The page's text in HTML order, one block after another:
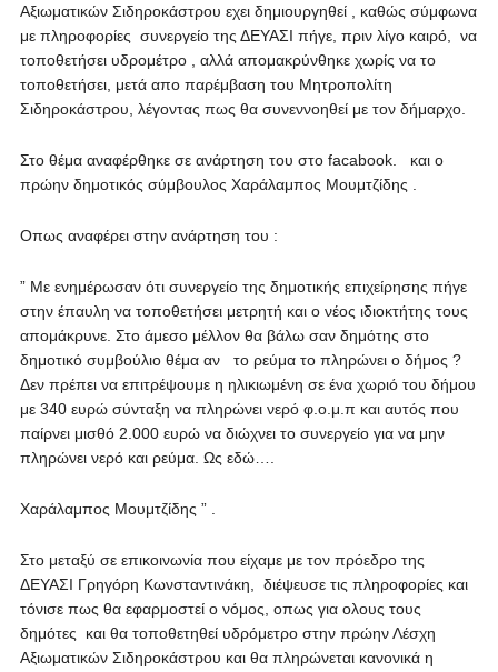
Αξιωματικών Σιδηροκάστρου εχει δημιουργηθεί , καθώς σύμφωνα
με πληροφορίες συνεργείο της ΔΕΥΑΣΙ πήγε, πριν λίγο καιρό, να
τοποθετήσει υδρομέτρο , αλλά απομακρύνθηκε χωρίς να το
τοποθετήσει, μετά απο παρέμβαση του Μητροπολίτη
Σιδηροκάστρου, λέγοντας πως θα συνεννοηθεί με τον δήμαρχο.
Στο θέμα αναφέρθηκε σε ανάρτηση του στο facabook. και ο
πρώην δημοτικός σύμβουλος Χαράλαμπος Μουμτζίδης .
Οπως αναφέρει στην ανάρτηση του :
” Με ενημέρωσαν ότι συνεργείο της δημοτικής επιχείρησης πήγε
στην έπαυλη να τοποθετήσει μετρητή και ο νέος ιδιοκτήτης τους
απομάκρυνε. Στο άμεσο μέλλον θα βάλω σαν δημότης στο
δημοτικό συμβούλιο θέμα αν το ρεύμα το πληρώνει ο δήμος ?
Δεν πρέπει να επιτρέψουμε η ηλικιωμένη σε ένα χωριό του δήμου
με 340 ευρώ σύνταξη να πληρώνει νερό φ.ο.μ.π και αυτός που
παίρνει μισθό 2.000 ευρώ να διώχνει το συνεργείο για να μην
πληρώνει νερό και ρεύμα. Ως εδώ….
Χαράλαμπος Μουμτζίδης ” .
Στο μεταξύ σε επικοινωνία που είχαμε με τον πρόεδρο της
ΔΕΥΑΣΙ Γρηγόρη Κωνσταντινάκη, διέψευσε τις πληροφορίες και
τόνισε πως θα εφαρμοστεί ο νόμος, οπως για ολους τους
δημότες και θα τοποθετηθεί υδρόμετρο στην πρώην Λέσχη
Αξιωματικών Σιδηροκάστρου και θα πληρώνεται κανονικά η